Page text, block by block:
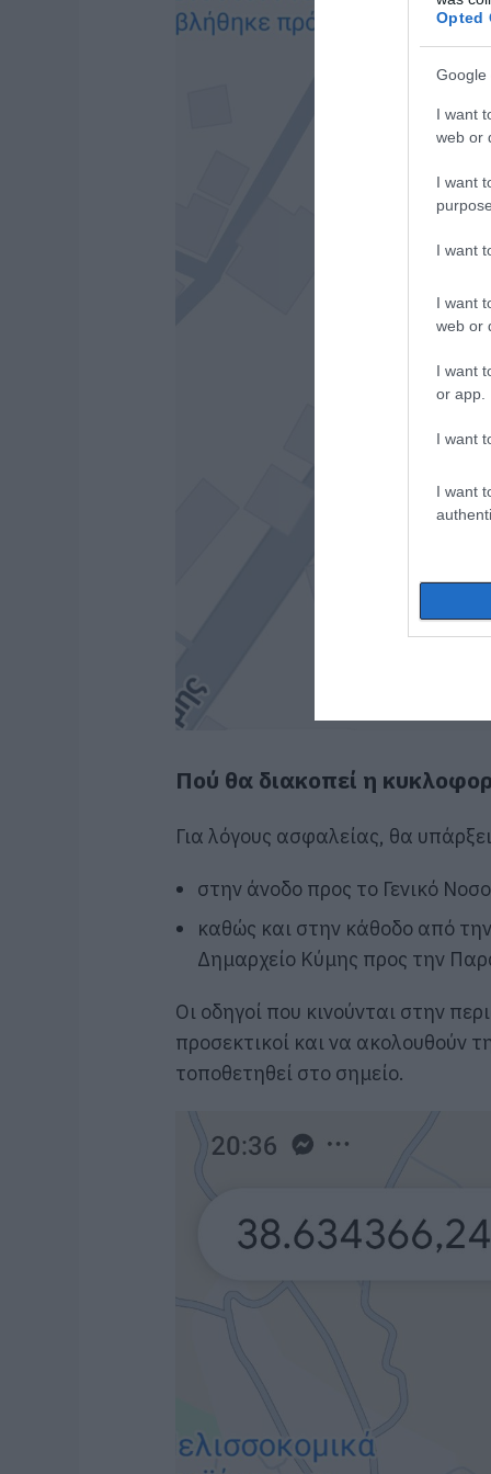
Opted
Google
I want
web or
I want
I want
I want
web or
I want
or app.
I want
I want
Πού θα διακοπεί η
Για λόγους ασφαλείας, θα
στην άνοδο προς το Γενικό
καθώς και στην κάθοδο από
Δημαρχείο Κύμης προς την
Οι οδηγοί που κινούνται στην
προσεκτικοί και να ακολουθούν
τοποθετηθεί στο σημείο.